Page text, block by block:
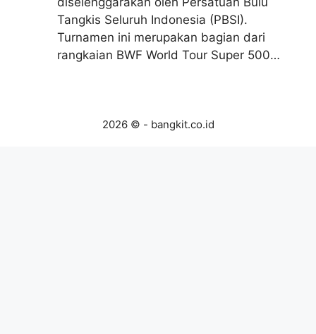
Tangkis Seluruh Indonesia (PBSI).
Turnamen ini merupakan bagian dari
rangkaian BWF World Tour Super 500…
2026 © - bangkit.co.id